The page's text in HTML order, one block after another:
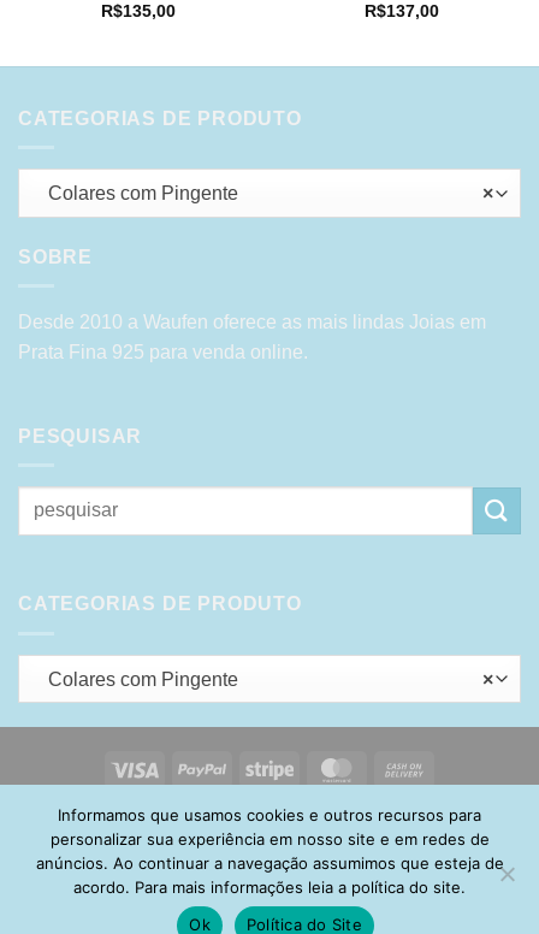
R$135,00
R$137,00
CATEGORIAS DE PRODUTO
×
Colares com Pingente
SOBRE
Desde 2010 a Waufen oferece as mais lindas Joias em
Prata Fina 925 para venda online.
PESQUISAR
Pesquisar
por:
CATEGORIAS DE PRODUTO
×
Colares com Pingente
Visa PayPal Stripe MasterCard
Delivery
HOME SOBRE POLÍTICA DE PRIVACIDADE
ENTREGA
TROCA E DEVOLUÇÃO
GARANTIA FAQ
CARRINHO
MINHA CONTA
Informamos que usamos cookies e outros recursos para
personalizar sua experiência em nosso site e em redes de
anúncios. Ao continuar a navegação assumimos que esteja de
acordo. Para mais informações leia a política do site.
Ok
Política do Site